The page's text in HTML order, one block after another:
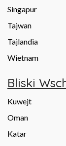
Singapur
Tajwan
Tajlandia
Wietnam
Bliski
Kuwejt
Oman
Katar